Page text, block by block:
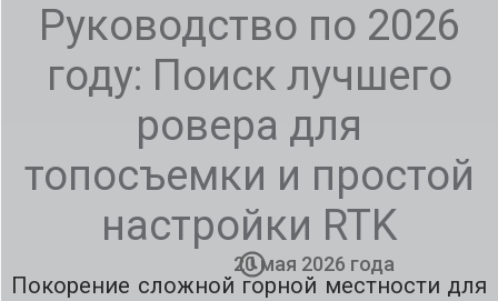
Руководство по 2026
году: Поиск лучшего
ровера для
топосъемки и простой
настройки RTK
20 мая 2026 года
Покорение сложной горной местности для